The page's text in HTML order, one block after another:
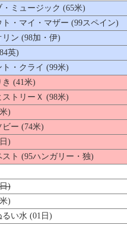
ミュージック (65米)
・マイ・マザー (99スペイン)
ン (98加・伊)
英)
・クライ (99米)
(41米)
トリーＸ (98米)
)
ー (74米)
)
ト (95ハンガリー・独)
)
)
い水 (01日)